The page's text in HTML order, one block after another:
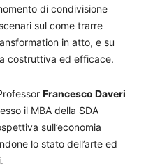
di condivisione
sul come trarre
in atto, e su
costruttiva ed efficace.
Francesco Daveri
il MBA della SDA
sull’economia
lo stato dell’arte ed